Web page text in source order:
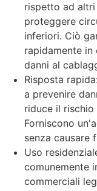
rispetto ad
proteggere
inferiori. Ciò
rapidamente
danni al
Risposta
a prevenire
riduce il
Forniscono
senza causare
Uso
comunemente
commerciali